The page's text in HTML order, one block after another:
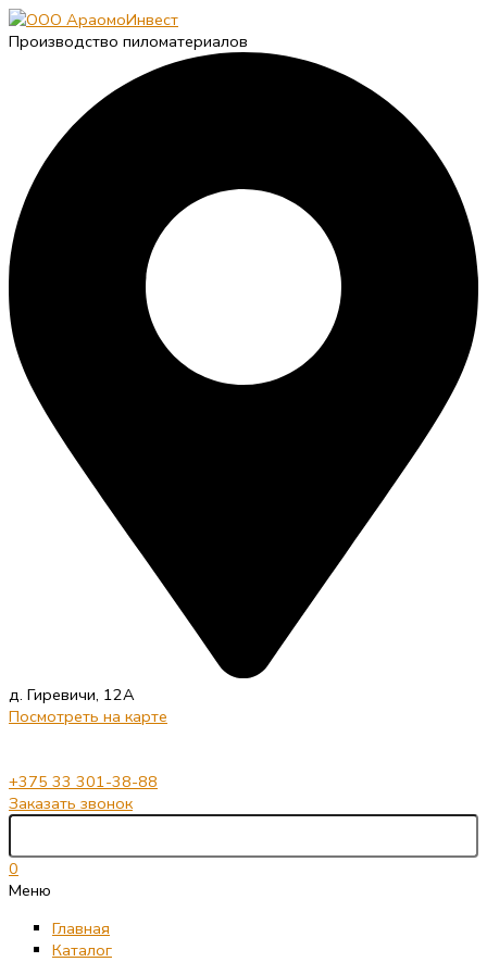
Производство пиломатериалов
д. Гиревичи, 12А
Посмотреть на карте
+375 33 301-38-88
Заказать звонок
0
Меню
Главная
Каталог